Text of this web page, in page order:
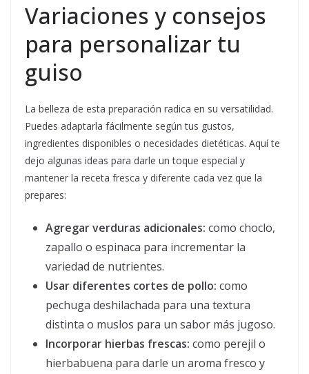
Variaciones y consejos
para personalizar tu
guiso
La belleza de esta preparación radica en su versatilidad.
Puedes adaptarla fácilmente según tus gustos,
ingredientes disponibles o necesidades dietéticas. Aquí te
dejo algunas ideas para darle un toque especial y
mantener la receta fresca y diferente cada vez que la
prepares:
Agregar verduras adicionales: como choclo,
zapallo o espinaca para incrementar la
variedad de nutrientes.
Usar diferentes cortes de pollo: como
pechuga deshilachada para una textura
distinta o muslos para un sabor más jugoso.
Incorporar hierbas frescas: como perejil o
hierbabuena para darle un aroma fresco y